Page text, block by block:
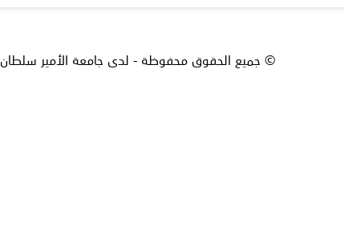
© جميع الحقوق محفوظة - لدى جامعة الأمير سلطان